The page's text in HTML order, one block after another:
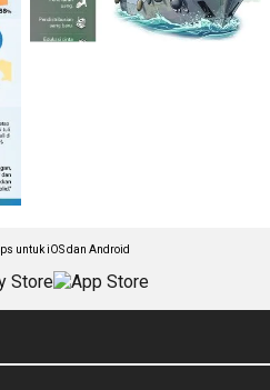
untuk iOS dan Android